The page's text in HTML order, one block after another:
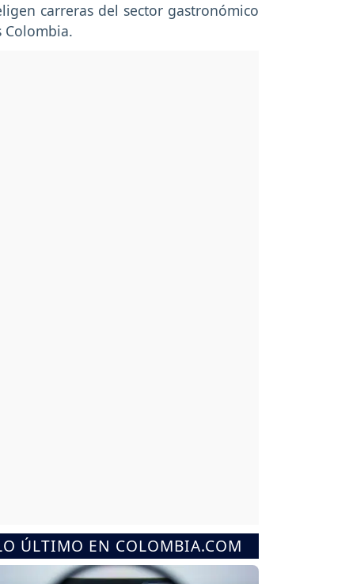
carreras del sector gastronómico
Colombia.
ÚLTIMO EN COLOMBIA.COM